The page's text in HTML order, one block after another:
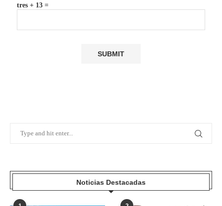
tres + 13 =
Noticias Destacadas